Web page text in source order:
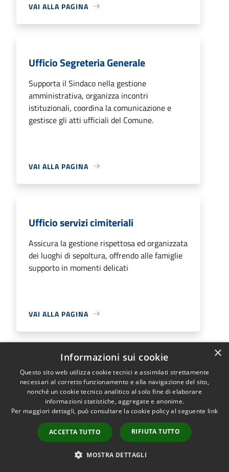
VAI ALLA PAGINA
Ufficio Segreteria Generale
Supporta il Sindaco nella gestione
amministrativa, organizza incontri
istituzionali, coordina la comunicazione e
gestisce gli atti ufficiali del Comune.
VAI ALLA PAGINA
Ufficio servizi cimiteriali
Assicura la gestione rispettosa ed organizzata
dei luoghi di sepoltura, offrendo alle famiglie
supporto in momenti delicati
VAI ALLA PAGINA
Ufficio servizi demografici
I servizi demografici si occupano dei
movimenti della popolazione e della
certificazione dei fatti giuridicamente
rilevanti all' interno del territorio comunale.
×
Informazioni sui cookie
Questo sito web utilizza cookie tecnici e assimilati strettamente
necessari al corretto funzionamento e alla navigazione del sito,
nonché un cookie tecnico analitico al solo fine di elaborare
informazioni statistiche, aggregate e anonime.
Per maggiori dettagli, può consultare la cookie policy al seguente link
ACCETTA TUTTO RIFIUTA TUTTO
MOSTRA DETTAGLI